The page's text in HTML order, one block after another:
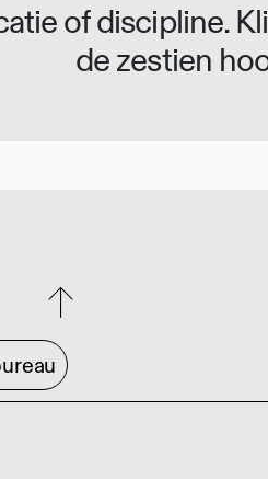
of discipline.
de zestien